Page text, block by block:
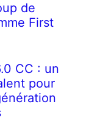
de
First
CC : un
pour